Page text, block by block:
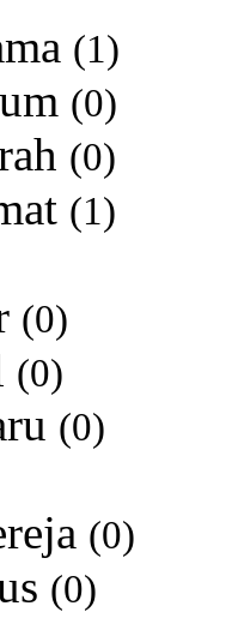
(1)
(0)
(0)
(1)
(0)
(0)
(0)
(0)
(0)